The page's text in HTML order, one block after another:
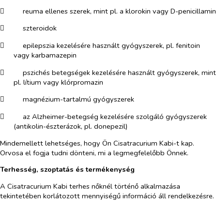
​
reuma ellenes szerek, mint pl. a klorokin vagy D-penicillamin
​
szteroidok
​
epilepszia kezelésére használt gyógyszerek, pl. fenitoin
vagy karbamazepin
​
pszichés betegségek kezelésére használt gyógyszerek, mint
pl. lítium vagy klórpromazin
​
magnézium-tartalmú gyógyszerek
​
az Alzheimer-betegség kezelésére szolgáló gyógyszerek
(antikolin-észterázok, pl. donepezil)
Mindemellett lehetséges, hogy Ön Cisatracurium Kabi-t kap.
Orvosa el fogja tudni dönteni, mi a legmegfelelőbb Önnek.
Terhesség, szoptatás és termékenység
A Cisatracurium Kabi terhes nőknél történő alkalmazása
tekintetében korlátozott mennyiségű információ áll rendelkezésre.